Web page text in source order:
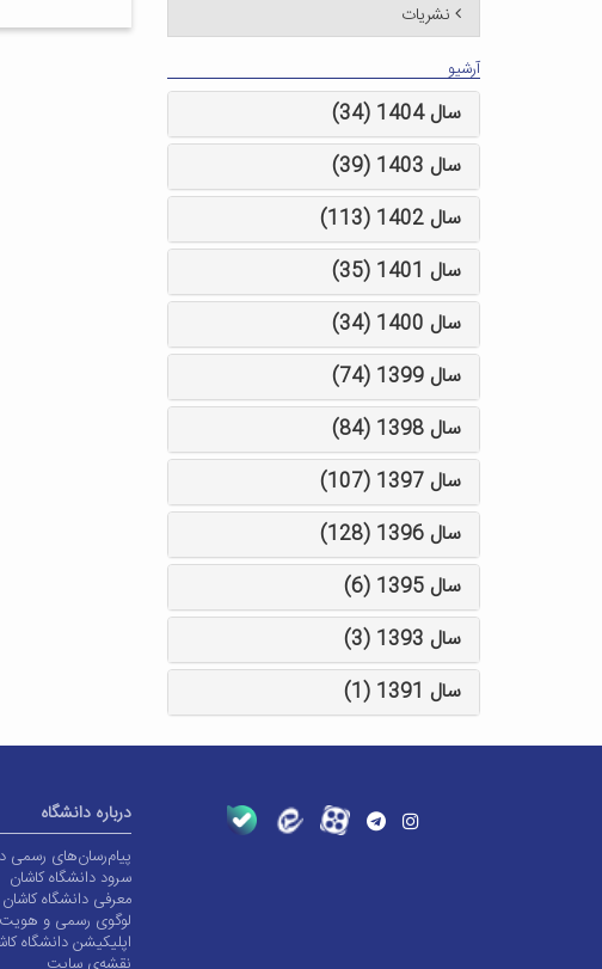
نشریات
آرشیو
سال 1404 (34)
سال 1403 (39)
سال 1402 (113)
سال 1401 (35)
سال 1400 (34)
سال 1399 (74)
سال 1398 (84)
سال 1397 (107)
سال 1396 (128)
سال 1395 (6)
سال 1393 (3)
سال 1391 (1)
درباره دانشگاه
پیام‌رسان‌های رسمی
سرود دانشگاه کاشان
معرفی دانشگاه کاشان
لوگوی رسمی و هویت
اپلیکیشن دانشگاه